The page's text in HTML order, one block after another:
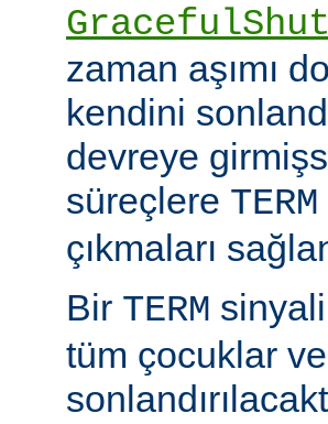
zaman aşımı
kendini
devreye
süreçlere TERM
çıkmaları
Bir TERM
tüm çocuklar